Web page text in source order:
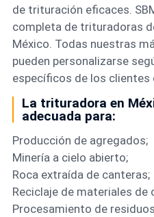
de trituración eficaces.
completa de trituradoras
México. Todas nuestras
pueden personalizarse
específicos de los clientes
La trituradora en
adecuada para:
Producción de agregados;
Minería a cielo abierto;
Roca extraída de canteras;
Reciclaje de materiales de
Procesamiento de